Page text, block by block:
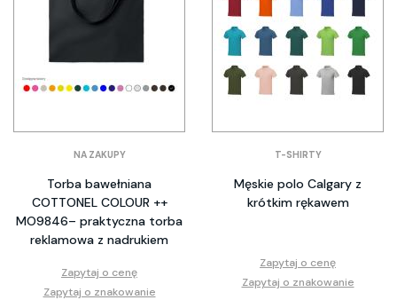
NA ZAKUPY
Torba bawełniana
COTTONEL COLOUR ++
MO9846– praktyczna torba
reklamowa z nadrukiem
Zapytaj o cenę
Zapytaj o znakowanie
T-SHIRTY
Męskie polo Calgary z
krótkim rękawem
Zapytaj o cenę
Zapytaj o znakowanie